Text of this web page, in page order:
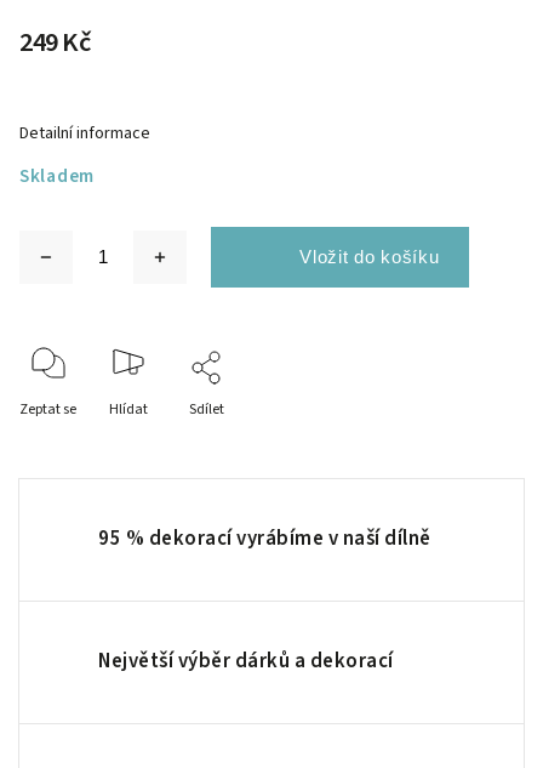
249 Kč
Skladem
Detailní informace
Zeptat se Hlídat Sdílet
95 % dekorací vyrábíme v naší dílně
Největší výběr dárků a dekorací